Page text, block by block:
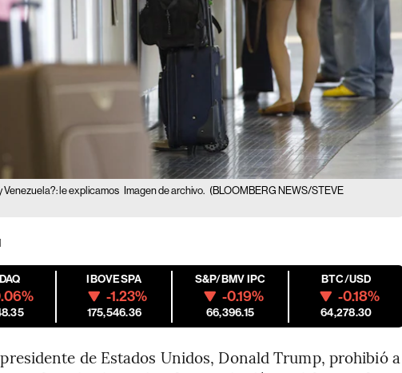
Venezuela?: le explicamos Imagen de archivo. (BLOOMBERG NEWS/STEVE
IBOVESPA
-1.23%
175,546.36
S&P/BMV IPC
-0.19%
66,396.15
BTC/USD
-0.18%
64,278.30
de Estados Unidos, Donald Trump, prohibió a